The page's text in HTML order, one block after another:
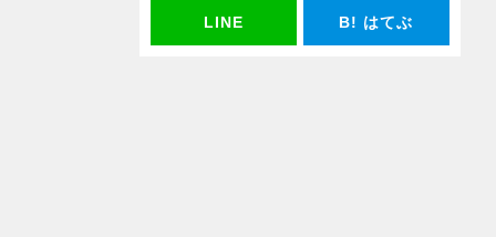
LINE B! はてぶ